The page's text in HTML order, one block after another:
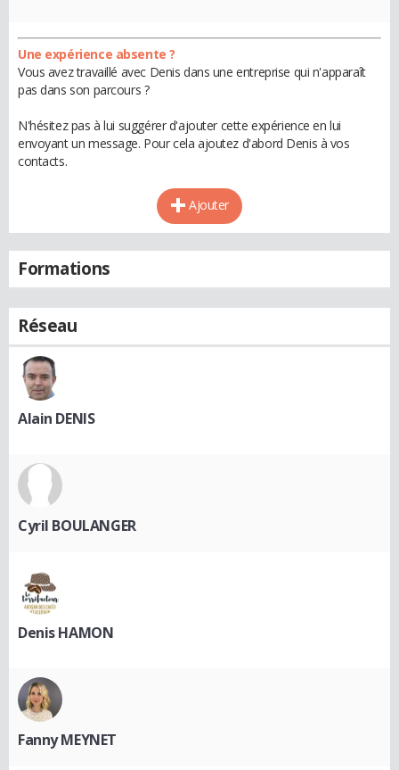
Une expérience absente ?
Vous avez travaillé avec Denis dans une entreprise qui n'apparaît
pas dans son parcours ?
N'hésitez pas à lui suggérer d'ajouter cette expérience en lui
envoyant un message. Pour cela ajoutez d'abord Denis à vos
contacts.
Ajouter
Formations
Réseau
Alain DENIS
Cyril BOULANGER
Denis HAMON
Fanny MEYNET